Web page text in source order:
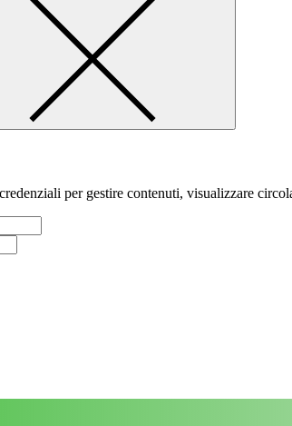
per gestire contenuti, visualizzare